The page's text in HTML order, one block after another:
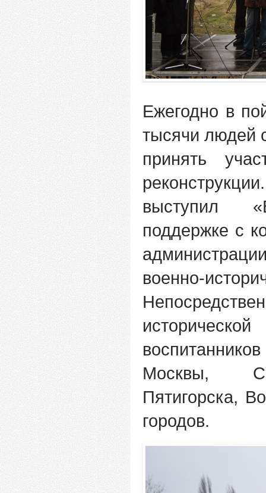
Ежегодно в
тысячи людей
принять
выступил
поддержке с
военно-
Москвы,
Пятигорска,
городов.